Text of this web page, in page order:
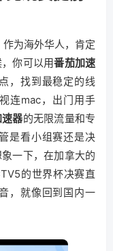
为海外华人，肯定
你可以用番茄加速
，找到最稳定的线
连mac，出门用手
器的无限流量和专
是看小组赛还是决
一下，在加拿大的
的世界杯决赛直
，就像回到国内一